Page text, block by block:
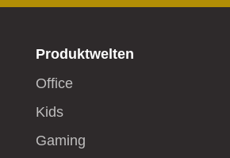
Produktwelten
Office
Kids
Gaming